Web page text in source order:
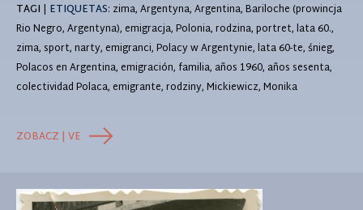
TAGI | ETIQUETAS: zima, Argentyna, Argentina, Bariloche (prowincja
Rio Negro, Argentyna), emigracja, Polonia, rodzina, portret, lata 60.,
zima, sport, narty, emigranci, Polacy w Argentynie, lata 60-te, śnieg,
Polacos en Argentina, emigración, familia, años 1960, años sesenta,
colectividad Polaca, emigrante, rodziny, Mickiewicz, Monika
ZOBACZ | VE